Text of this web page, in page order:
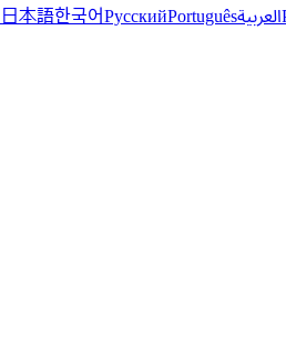
日本語한국어РусскийPortuguêsالعربية